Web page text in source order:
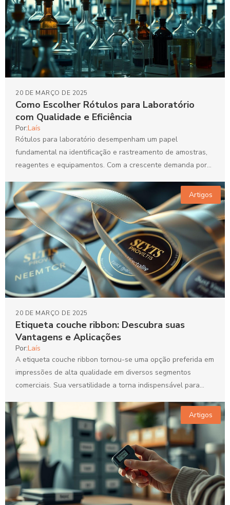
Como Escolher Rótulos para Laboratório
com Qualidade e Eficiência
20 DE MARÇO DE 2025
Por:Laís
Rótulos para laboratório desempenham um papel
fundamental na identificação e rastreamento de amostras,
reagentes e equipamentos. Com a crescente demanda por
Artigos
Etiqueta couche ribbon: Descubra suas
Vantagens e Aplicações
20 DE MARÇO DE 2025
Por:Laís
A etiqueta couche ribbon tornou-se uma opção preferida em
impressões de alta qualidade em diversos segmentos
comerciais. Sua versatilidade a torna indispensável para
Artigos